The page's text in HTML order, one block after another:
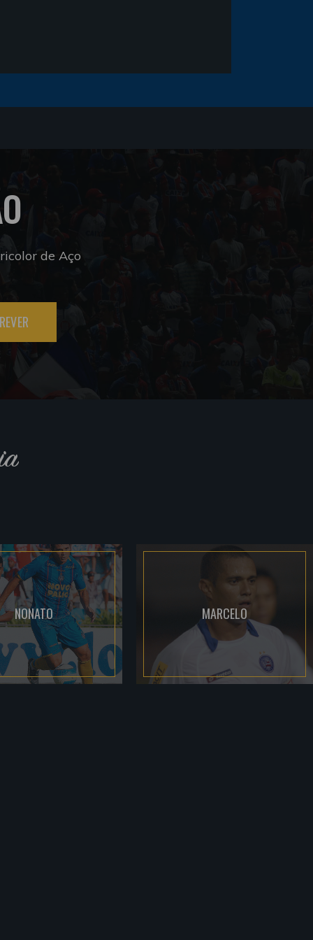
de Aço
NONATO MARCELO